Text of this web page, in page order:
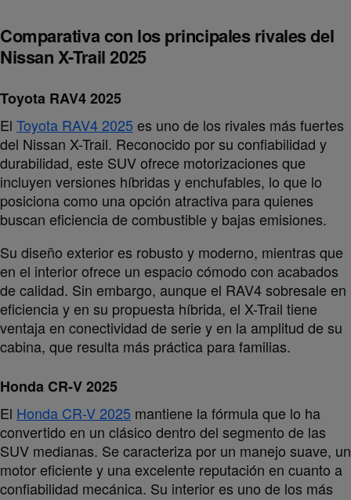
Comparativa con los principales rivales del
Nissan X-Trail 2025
Toyota RAV4 2025
El Toyota RAV4 2025 es uno de los rivales más fuertes
del Nissan X-Trail. Reconocido por su confiabilidad y
durabilidad, este SUV ofrece motorizaciones que
incluyen versiones híbridas y enchufables, lo que lo
posiciona como una opción atractiva para quienes
buscan eficiencia de combustible y bajas emisiones.
Su diseño exterior es robusto y moderno, mientras que
en el interior ofrece un espacio cómodo con acabados
de calidad. Sin embargo, aunque el RAV4 sobresale en
eficiencia y en su propuesta híbrida, el X-Trail tiene
ventaja en conectividad de serie y en la amplitud de su
cabina, que resulta más práctica para familias.
Honda CR-V 2025
El Honda CR-V 2025 mantiene la fórmula que lo ha
convertido en un clásico dentro del segmento de las
SUV medianas. Se caracteriza por un manejo suave, un
motor eficiente y una excelente reputación en cuanto a
confiabilidad mecánica. Su interior es uno de los más